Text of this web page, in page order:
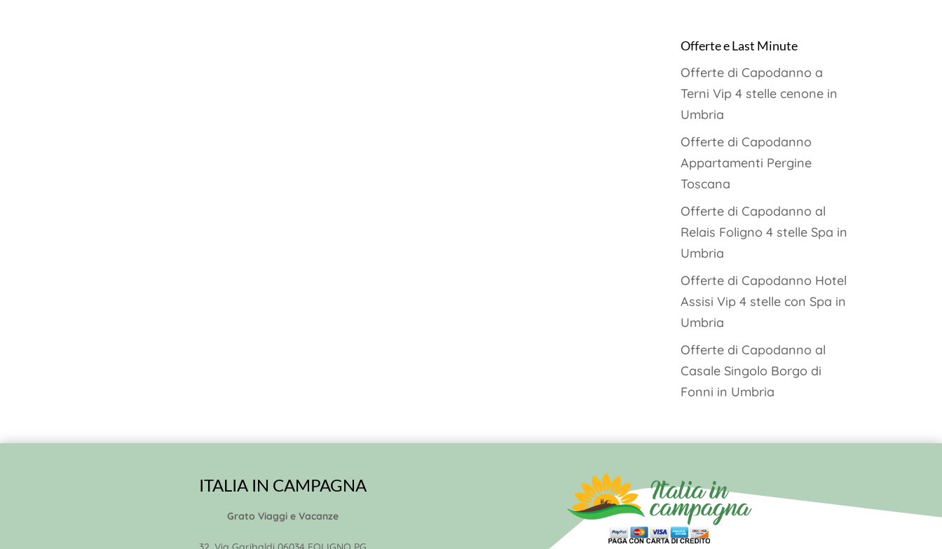
Offerte e Last Minute
Offerte di Capodanno a
Terni Vip 4 stelle cenone in
Umbria
Offerte di Capodanno
Appartamenti Pergine
Toscana
Offerte di Capodanno al
Relais Foligno 4 stelle Spa in
Umbria
Offerte di Capodanno Hotel
Assisi Vip 4 stelle con Spa in
Umbria
Offerte di Capodanno al
Casale Singolo Borgo di
Fonni in Umbria
ITALIA IN CAMPAGNA
Grato Viaggi e Vacanze